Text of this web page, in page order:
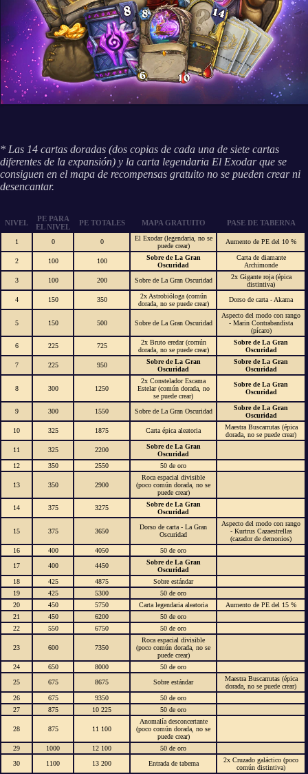
* Las 14 cartas doradas (dos copias de cada una de siete cartas
diferentes de la expansión) y la carta legendaria El Exodar que se
consiguen en el mapa de recompensas gratuito no se pueden crear ni
desencantar.
NIVEL
PE PARA
EL NIVEL
PE TOTALES MAPA GRATUITO PASE DE TABERNA
1 0 0
El Exodar (legendaria, no se
puede crear)
Aumento de PE del 10 %
2 100 100
Sobre de La Gran
Oscuridad
Carta de diamante
Archimonde
3
100 200 Sobre de La Gran Oscuridad
2x Gigante roja (épica
distintiva)
4
150 350
2x Astrobióloga (común
dorada, no se puede crear)
Dorso de carta - Akama
5 150 500 Sobre de La Gran Oscuridad
Aspecto del modo con rango
- Marin Contrabandista
(pícaro)
6
225 725
2x Bruto eredar (común
dorada, no se puede crear)
Sobre de La Gran
Oscuridad
7
225 950
Sobre de La Gran
Oscuridad
Sobre de La Gran
Oscuridad
8 300 1250
2x Constelador Escama
Estelar (común dorada, no
se puede crear)
Sobre de La Gran
Oscuridad
9 300 1550 Sobre de La Gran Oscuridad
Sobre de La Gran
Oscuridad
10
325 1875 Carta épica aleatoria
Maestra Buscarrutas (épica
dorada, no se puede crear)
11
325 2200
Sobre de La Gran
Oscuridad
12
350 2550 50 de oro
13 350 2900
Roca espacial divisible
(poco común dorada, no se
puede crear)
14
375 3275
Sobre de La Gran
Oscuridad
15 375 3650
Dorso de carta - La Gran
Oscuridad
Aspecto del modo con rango
- Kurtrus Cazaestrellas
(cazador de demonios)
16
400 4050
50 de oro
17
400 4450
Sobre de La Gran
Oscuridad
18
425 4875
Sobre estándar
19
425 5300
50 de oro
20
450 5750 Carta legendaria aleatoria
Aumento de PE del 15 %
21
450 6200
50 de oro
22
550 6750 50 de oro
23 600 7350
Roca espacial divisible
(poco común dorada, no se
puede crear)
24
650 8000
50 de oro
25
675 8675 Sobre estándar
Maestra Buscarrutas (épica
dorada, no se puede crear)
26
675 9350
50 de oro
27
875 10 225 50 de oro
28 875 11 100
Anomalía desconcertante
(poco común dorada, no se
puede crear)
29
1000 12 100
50 de oro
30
1100 13 200 Entrada de taberna
2x Cruzado galáctico (poco
común distintiva)